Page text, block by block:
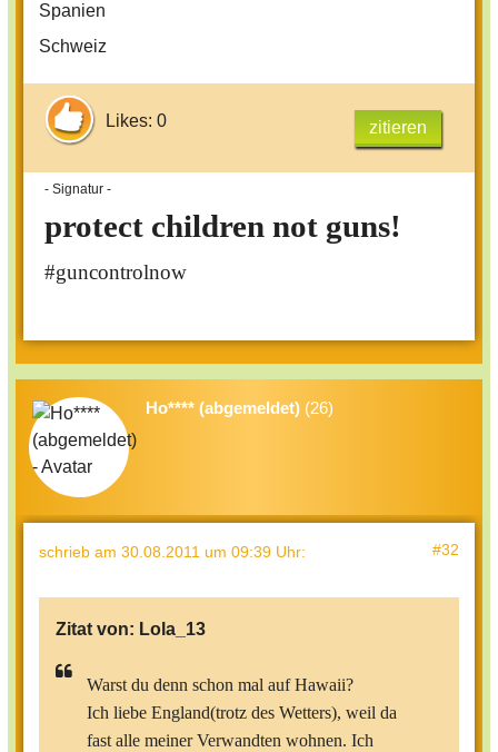
Spanien
Schweiz
Likes: 0 zitieren
- Signatur -
protect children not guns!
#guncontrolnow
Ho**** (abgemeldet) (26)
schrieb am 30.08.2011 um 09:39 Uhr: #32
Zitat von: Lola_13
Warst du denn schon mal auf Hawaii?
Ich liebe England(trotz des Wetters), weil da
fast alle meiner Verwandten wohnen. Ich